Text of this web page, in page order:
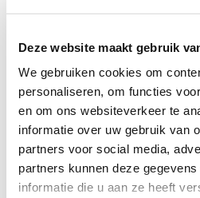
Deze website maakt gebruik
We gebruiken cookies om
personaliseren, om functies
en om ons websiteverkeer te
informatie over uw gebruik van
partners voor social media,
partners kunnen deze
informatie die u aan ze heeft
Pasvorm
past op
manieren
Op voorraad
IN WINKELMANDJE